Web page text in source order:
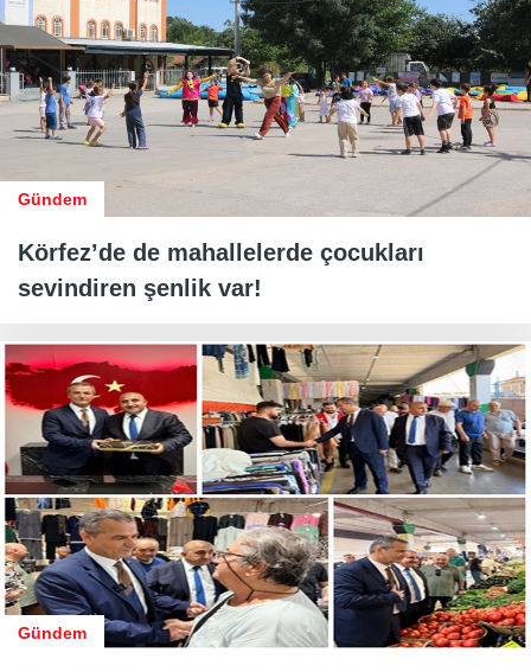
Gündem
Körfez’de de mahallelerde çocukları
sevindiren şenlik var!
Gündem